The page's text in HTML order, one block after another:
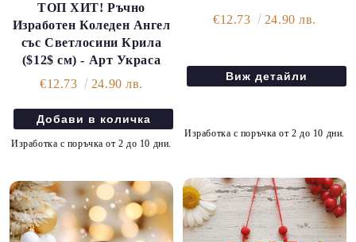
ТОП ХИТ! Ръчно
Изработен Коледен Ангел
със Светлосини Крила
($12$ см) - Арт Украса
€12.73
24.90 лв.
Изработка с поръчка от 2 до 10 дни.
€12.73 24.90 лв.
Виж детайли
Изработка с поръчка от 2 до 10 дни.